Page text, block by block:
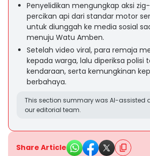
Penyelidikan mengungkap aksi
percikan api dari standar motor
untuk diunggah ke media sosial
menuju Watu Amben.
Setelah video viral, para remaja
kepada warga, lalu diperiksa polisi
kendaraan, serta kemungkinan
berbahaya.
This section summary was AI-assisted
our editorial team.
Share Article